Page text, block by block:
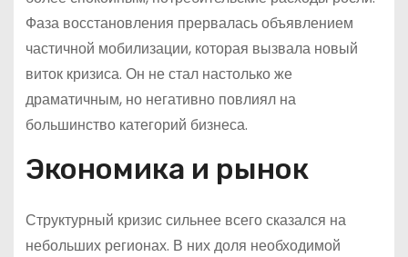
Фаза восстановления прервалась объявлением
частичной мобилизации, которая вызвала новый
виток кризиса. Он не стал настолько же
драматичным, но негативно повлиял на
большинство категорий бизнеса.
Экономика и рынок
Структурный кризис сильнее всего сказался на
небольших регионах. В них доля необходимой